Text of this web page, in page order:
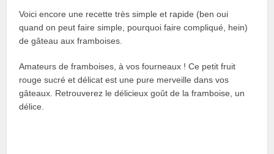
Voici encore une recette très simple et rapide (ben oui
quand on peut faire simple, pourquoi faire compliqué, hein)
de gâteau aux framboises.
Amateurs de framboises, à vos fourneaux ! Ce petit fruit
rouge sucré et délicat est une pure merveille dans vos
gâteaux. Retrouverez le délicieux goût de la framboise, un
délice.